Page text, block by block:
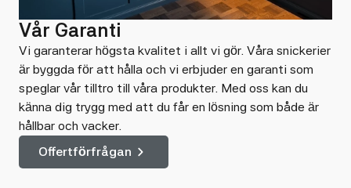
Vår Garanti
Vi garanterar högsta kvalitet i allt vi gör. Våra snickerier
är byggda för att hålla och vi erbjuder en garanti som
speglar vår tilltro till våra produkter. Med oss kan du
känna dig trygg med att du får en lösning som både är
hållbar och vacker.
Offertförfrågan